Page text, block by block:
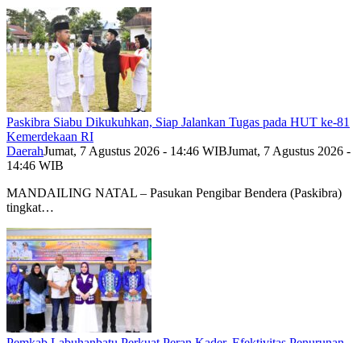
Paskibra Siabu Dikukuhkan, Siap Jalankan Tugas pada HUT ke-81
Kemerdekaan RI
DaerahJumat, 7 Agustus 2026 - 14:46 WIBJumat, 7 Agustus 2026 -
14:46 WIB
MANDAILING NATAL – Pasukan Pengibar Bendera (Paskibra)
tingkat…